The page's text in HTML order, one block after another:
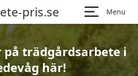
pris.se Menu
på trädgårdsarbete i
här!